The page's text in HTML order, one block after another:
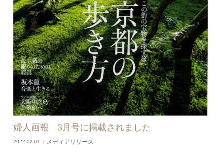
婦人画報 3月号に掲載されました
2022.02.01 メディアリリース